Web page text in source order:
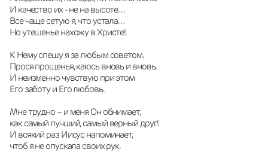
И качество их - не на высоте…
Все чаще сетую я, что устала…
Но утешенье нахожу в Христе!
К Нему спешу я за любым советом.
Прося прощенья, каюсь вновь и вновь.
И неизменно чувствую при этом
Его заботу и Его любовь.
Мне трудно – и меня Он обнимает,
как самый лучший, самый верный друг!
И всякий раз Иисус напоминает,
чтоб я не опускала своих рук.